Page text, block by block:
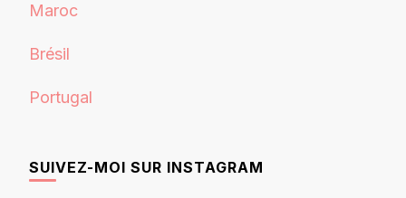
Maroc
Brésil
Portugal
SUIVEZ-MOI SUR INSTAGRAM